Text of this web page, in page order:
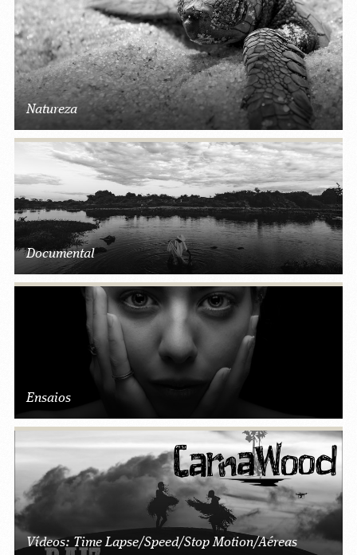
Natureza
Documental
Ensaios
Vídeos: Time Lapse/Speed/Stop Motion/Aéreas